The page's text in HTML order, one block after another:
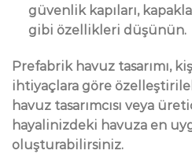
güvenlik kapıları,
gibi özellikleri düşünün.
Prefabrik havuz tasarımı,
ihtiyaçlara göre
havuz tasarımcısı veya
hayalinizdeki havuza en
oluşturabilirsiniz.